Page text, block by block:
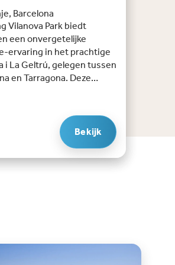
Barcelona
Vilanova Park biedt
een onvergetelijke
ervaring in het prachtige
i La Geltrú, gelegen tussen
en Tarragona. Deze
40 hectare vol
zoals
palmbomen en
wandelpaden.
aan ontspanning? Breng
Bekijk